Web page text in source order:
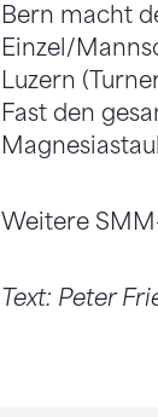
Bern macht
Einzel/
Luzern
Fast den
Weitere
Text: Peter